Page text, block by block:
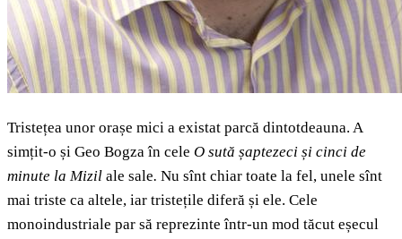
Tristețea unor orașe mici a existat parcă dintotdeauna. A
simțit-o și Geo Bogza în cele O sută șaptezeci și cinci de
minute la Mizil ale sale. Nu sînt chiar toate la fel, unele sînt
mai triste ca altele, iar tristețile diferă și ele. Cele
monoindustriale par să reprezinte într-un mod tăcut eșecul